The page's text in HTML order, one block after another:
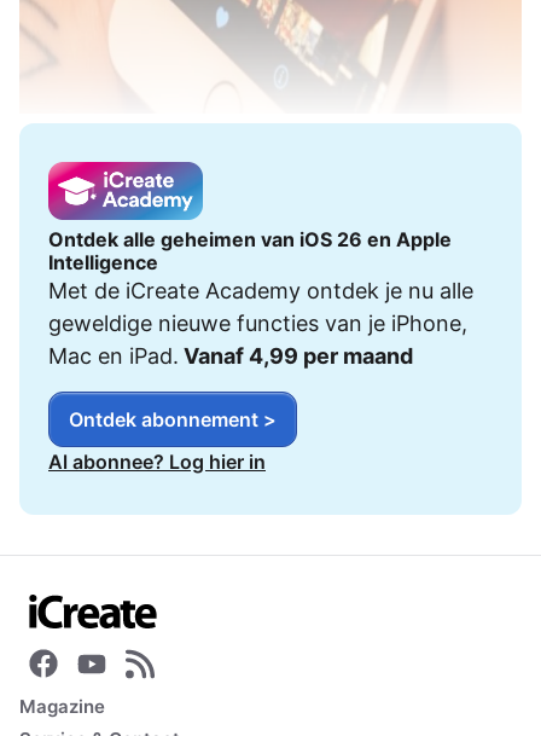
Ontdek alle geheimen van iOS 26 en Apple
Intelligence
Met de iCreate Academy ontdek je nu alle
geweldige nieuwe functies van je iPhone,
Mac en iPad. Vanaf 4,99 per maand
Ontdek abonnement >
Al abonnee? Log hier in
Magazine